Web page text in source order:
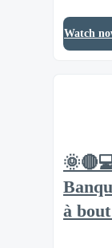
Watch
à